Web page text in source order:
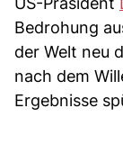
Bedrohung
der Welt neu
nach dem
Ergebnisse